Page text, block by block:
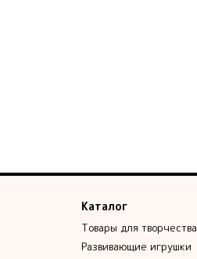
Каталог
Товары для творчества
Развивающие игрушки